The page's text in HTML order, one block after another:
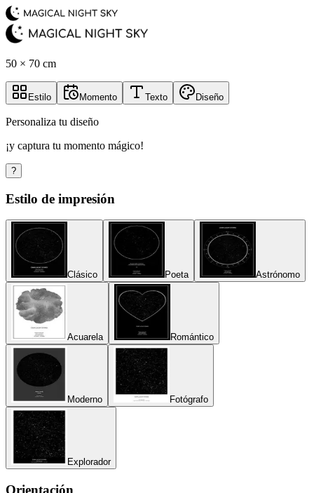
50 × 70 cm
Estilo Momento Texto Diseño
Personaliza tu diseño
¡y captura tu momento mágico!
?
Estilo de impresión
Clásico Poeta Astrónomo
Acuarela Romántico
Moderno Fotógrafo
Explorador
Orientación